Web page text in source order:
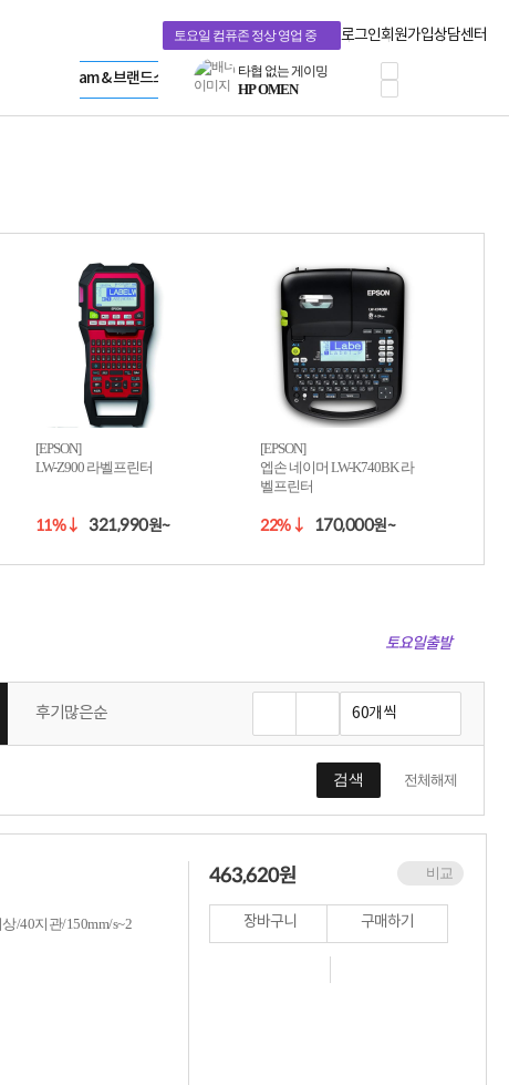
토요일 컴퓨존 정상 영업 중 로그인회원가입상담센터
LG gram & 브랜드스토어
Microsoft 브랜드스토어
AMD 브랜드스토어
Dell 구매 찬스
프로 에센셜
타협 없는 게이밍
HP OMEN
로지텍
승리를 부르는 오멘
ASUS ROG
20주년 한정판
AMD로 시작하는
스마트 오피스환경
AI비즈니스 노트북
HP엘리트북/프로북
비즈니스 강자
HP 프로북 4
리뷰 Npay 증정
MSI 공유기
시스코 스위칭허브
한단계 더 진화한
AI 업무환경 완성
HP 프로데스크 4
네트워크 자재
혜택 PACK
Dell 구매 찬스
프로 에센셜
[EPSON]
LW-Z900 라벨프린터
11%↓ 321,990원~
[EPSON]
엡손 네이머 LW-K740BK 라
벨프린터
22%↓ 170,000원~
토요일출발
후기많은순
검색 전체해제
/40지관/150mm/s~2
비교
463,620원
장바구니 구매하기